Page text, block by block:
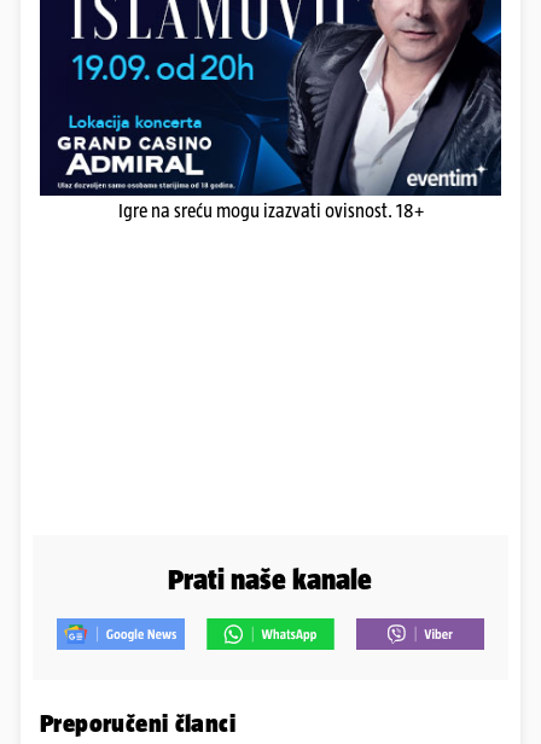
Igre na sreću mogu izazvati ovisnost. 18+
Prati naše kanale
Preporučeni članci